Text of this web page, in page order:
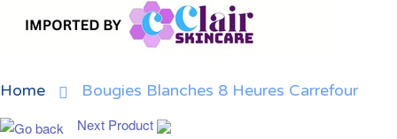
Home Bougies Blanches 8 Heures Carrefour
Next Product